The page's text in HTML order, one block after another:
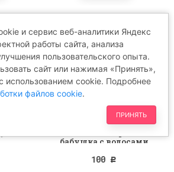
бабушка с волосами
100 Р
и сервис веб-аналитики Яндекс
работы сайта, анализа
пользовательского опыта.
сайт или нажимая «Принять»,
использованием cookie. Подробнее
файлов cookie.
ПРИНЯТЬ